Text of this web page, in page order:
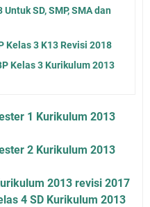
SD, SMP, SMA dan
Kelas 3 K13 Revisi 2018
Kelas 3 Kurikulum 2013
1 Kurikulum 2013
2 Kurikulum 2013
2013 revisi 2017
4 SD Kurikulum 2013